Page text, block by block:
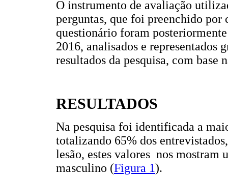
O instrumento de avaliação
perguntas, que foi preenchido por
questionário foram
2016, analisados e representados
resultados da pesquisa, com base
RESULTADOS
Na pesquisa foi identificada a
totalizando 65% dos
lesão, estes valores nos
masculino (Figura 1).